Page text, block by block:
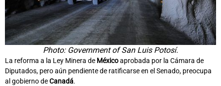
Photo: Government of San Luis Potosí.
La reforma a la Ley Minera de Méxicoaprobada por la Cámara de
Diputados, pero aún pendiente de ratificarse en el Senado, preocupa
al gobierno deCanadá.